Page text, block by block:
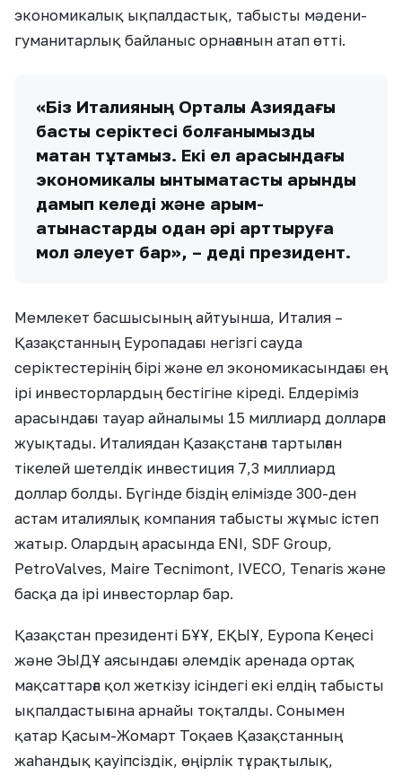
экономикалық ықпалдастық, табысты мәдени-
гуманитарлық байланыс орнағанын атап өтті.
«Біз Италияның Орталық Азиядағы
басты серіктесі болғанымызды
мақтан тұтамыз. Екі ел арасындағы
экономикалық ынтымақтастық қарқынды
дамып келеді және қарым-
қатынастарды одан әрі арттыруға
мол әлеует бар», – деді президент.
Мемлекет басшысының айтуынша, Италия –
Қазақстанның Еуропадағы негізгі сауда
серіктестерінің бірі және ел экономикасындағы ең
ірі инвесторлардың бестігіне кіреді. Елдеріміз
арасындағы тауар айналымы 15 миллиард долларға
жуықтады. Италиядан Қазақстанға тартылған
тікелей шетелдік инвестиция 7,3 миллиард
доллар болды. Бүгінде біздің елімізде 300-ден
астам италиялық компания табысты жұмыс істеп
жатыр. Олардың арасында ENI, SDF Group,
PetroValves, Maire Tecnimont, IVECO, Tenaris және
басқа да ірі инвесторлар бар.
Қазақстан президенті БҰҰ, ЕҚЫҰ, Еуропа Кеңесі
және ЭЫДҰ аясындағы әлемдік аренада ортақ
мақсаттарға қол жеткізу ісіндегі екі елдің табысты
ықпалдастығына арнайы тоқталды. Сонымен
қатар Қасым-Жомарт Тоқаев Қазақстанның
жаһандық қауіпсіздік, өңірлік тұрақтылық,